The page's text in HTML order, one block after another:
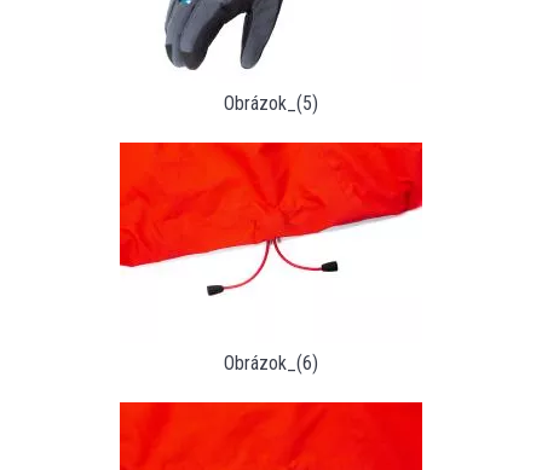
Obrázok_(5)
Obrázok_(6)